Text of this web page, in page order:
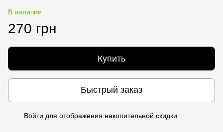
В наличии
270 грн
Купить
Быстрый заказ
Войти для отображения накопительной скидки